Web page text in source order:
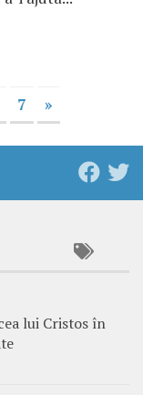
7 »
lui Cristos în